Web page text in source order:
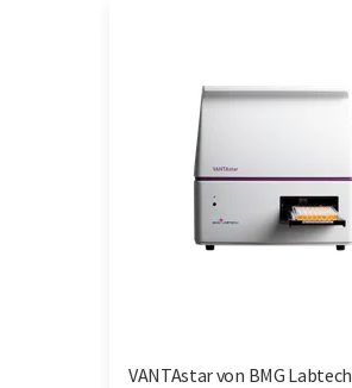
VANTAstar von BMG Labtech